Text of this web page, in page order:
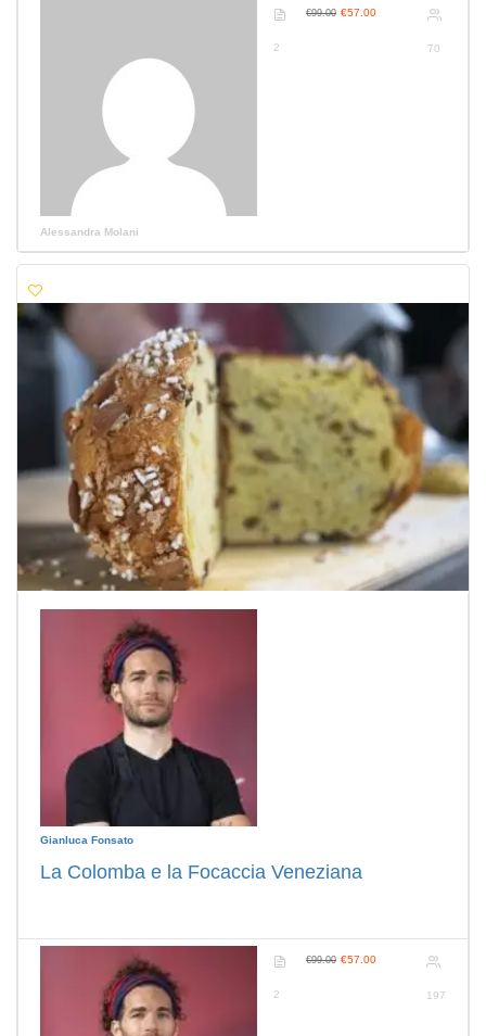
Alessandra Molani
2 70
€99.00 €57.00
Gianluca Fonsato
La Colomba e la Focaccia Veneziana
2 197
€99.00 €57.00